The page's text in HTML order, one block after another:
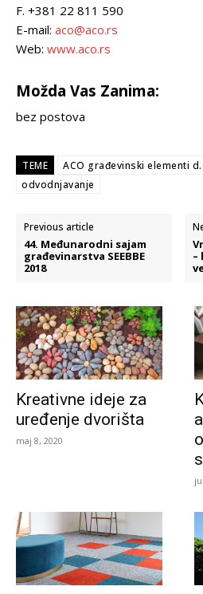
F. +381 22 811 590
E-mail: aco@aco.rs
Web: www.aco.rs
Možda Vas Zanima:
bez postova
TEME ACO građevinski elementi
odvodnjavanje
Previous article
44. Međunarodni sajam
građevinarstva SEEBBE
2018
–
Kreativne ideje za
uređenje dvorišta
maj 8, 2020